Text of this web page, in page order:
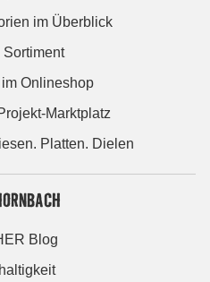
im Überblick
Sortiment
Onlineshop
Marktplatz
Platten. Dielen
Blog